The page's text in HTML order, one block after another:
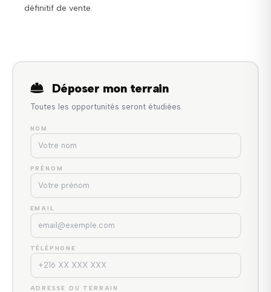
définitif de vente.
Déposer mon terrain
Toutes les opportunités seront étudiées.
NOM
PRÉNOM
EMAIL
TÉLÉPHONE
ADRESSE DU TERRAIN